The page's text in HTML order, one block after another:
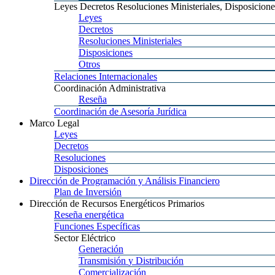
Leyes Decretos Resoluciones Ministeriales,
Leyes
Decretos
Resoluciones Ministeriales
Disposiciones
Otros
Relaciones Internacionales
Coordinación Administrativa
Reseña
Coordinación de Asesoría Jurídica
Marco Legal
Leyes
Decretos
Resoluciones
Disposiciones
Dirección de Programación y Análisis Financiero
Plan de Inversión
Dirección de Recursos Energéticos Primarios
Reseña energética
Funciones Específicas
SectorEléctrico
Generación
Transmisión y Distribución
Comercialización